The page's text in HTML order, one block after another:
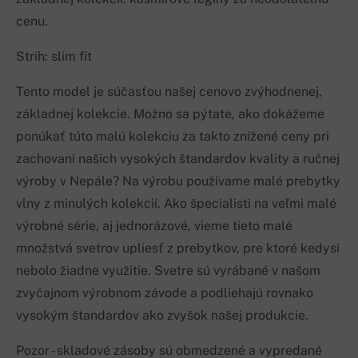
cenu.
Strih: slim fit
Tento model je súčasťou našej cenovo zvýhodnenej,
základnej kolekcie. Možno sa pýtate, ako dokážeme
ponúkať túto malú kolekciu za takto znížené ceny pri
zachovaní našich vysokých štandardov kvality a ručnej
výroby v Nepále? Na výrobu používame malé prebytky
vlny z minulých kolekcií. Ako špecialisti na veľmi malé
výrobné série, aj jednorázové, vieme tieto malé
množstvá svetrov upliesť z prebytkov, pre ktoré kedysi
nebolo žiadne využitie. Svetre sú vyrábané v našom
zvyčajnom výrobnom závode a podliehajú rovnako
vysokým štandardov ako zvyšok našej produkcie.
Pozor - skladové zásoby sú obmedzené a vypredané